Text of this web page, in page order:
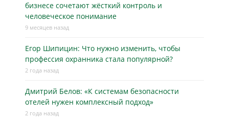
бизнесe сочетают жёсткий контроль и
человеческое понимание
9 месяцев назад
Егор Шипицин: Что нужно изменить, чтобы
профессия охранника стала популярной?
2 года назад
Дмитрий Белов: «К системам безопасности
отелей нужен комплексный подход»
2 года назад